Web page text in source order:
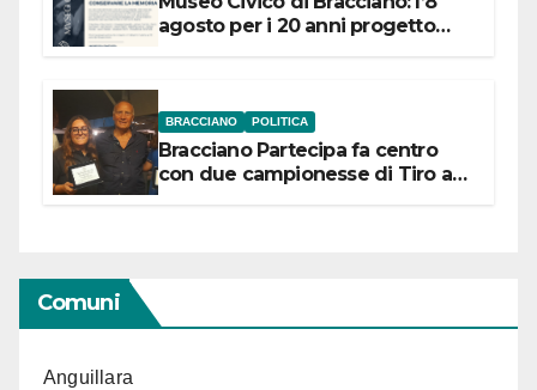
agosto per i 20 anni progetto
BRACCIANO POLITICA
Bracciano Partecipa fa centro
con due campionesse di Tiro a
Comuni
Anguillara